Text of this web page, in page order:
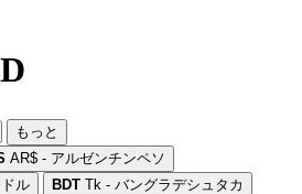
もっと
AR$ - アルゼンチンペソ
ル BDT Tk - バングラデシュタカ